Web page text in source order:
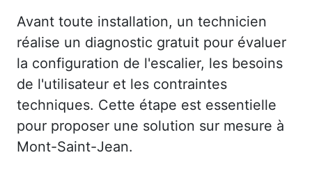
Avant toute installation, un technicien
réalise un diagnostic gratuit pour évaluer
la configuration de l'escalier, les besoins
de l'utilisateur et les contraintes
techniques. Cette étape est essentielle
pour proposer une solution sur mesure à
Mont-Saint-Jean.